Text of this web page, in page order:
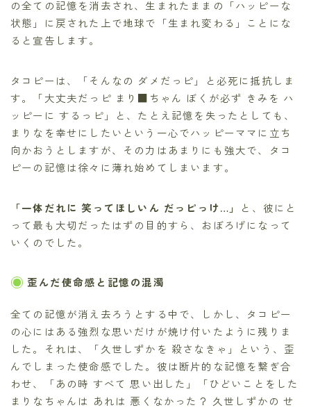
の全ての記憶を消去され、生まれたままの「ハッピーな
状態」に戻された上で地球で「生まれ変わる」ことにな
ると宣告します。
タコピーは、「そんなの ダメだっピ」と必死に抵抗しま
す。「大丈夫だっピ まり■ちゃん ぼくが必ず きみを ハ
ッピーに するっピ」と、たとえ記憶を失ったとしても、
まりなを幸せにしたいという一心でハッピーママに立ち
向かおうとしますが、その力はあまりにも強大で、タコ
ピーの記憶は徐々に薄れ始めてしまいます。
「一体だれに 笑ってほしいん だっピっけ…」
と、彼にと
って最も大切だったはずの目的すら、おぼろげになって
いくのでした。
歪んだ使命感と記憶の混濁
全ての記憶が消え去ろうとする中で、しかし、タコピー
の心にはある強烈な思いだけが焼け付いたように残りま
した。それは、「久世しずかを 殺さなきゃ」という、歪
んでしまった使命感でした。彼は断片的な記憶を繋ぎ合
わせ、「あの時 すべて 思い出した」「ひどいことをした
まりなちゃんは あれは 悪くなかった？ 久世しずかの せ